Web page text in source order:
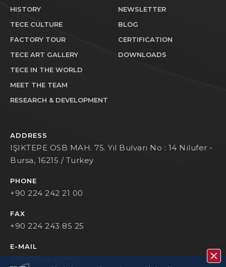
HISTORY
TECE CULTURE
FACTORY TOUR
TECE ART GALLERY
TECE IN THE WORLD
MEET THE TEAM
RESEARCH & DEVELOPMENT
NEWSLETTER
BLOG
CERTIFICATION
DOWNLOADS
ADDRESS
IŞIKTEPE OSB MAH. 75. Yıl Bulvarı No : 14 Nilufer -
Bursa, 16215 / Turkey
PHONE
+90 224 242 21 00
FAX
+90 224 243 85 25
E-MAIL
info@tece.com.tr